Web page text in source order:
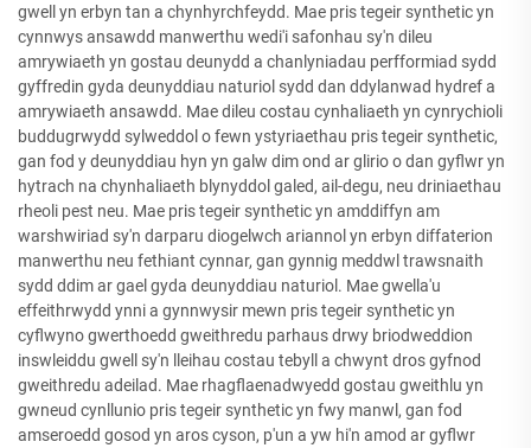
gwell yn erbyn tan a chynhyrchfeydd. Mae pris tegeir synthetic yn
cynnwys ansawdd manwerthu wedi'i safonhau sy'n dileu
amrywiaeth yn gostau deunydd a chanlyniadau perfformiad sydd
gyffredin gyda deunyddiau naturiol sydd dan ddylanwad hydref a
amrywiaeth ansawdd. Mae dileu costau cynhaliaeth yn cynrychioli
buddugrwydd sylweddol o fewn ystyriaethau pris tegeir synthetic,
gan fod y deunyddiau hyn yn galw dim ond ar glirio o dan gyflwr yn
hytrach na chynhaliaeth blynyddol galed, ail-degu, neu driniaethau
rheoli pest neu. Mae pris tegeir synthetic yn amddiffyn am
warshwiriad sy'n darparu diogelwch ariannol yn erbyn diffaterion
manwerthu neu fethiant cynnar, gan gynnig meddwl trawsnaith
sydd ddim ar gael gyda deunyddiau naturiol. Mae gwella'u
effeithrwydd ynni a gynnwysir mewn pris tegeir synthetic yn
cyflwyno gwerthoedd gweithredu parhaus drwy briodweddion
inswleiddu gwell sy'n lleihau costau tebyll a chwynt dros gyfnod
gweithredu adeilad. Mae rhagflaenadwyedd gostau gweithlu yn
gwneud cynllunio pris tegeir synthetic yn fwy manwl, gan fod
amseroedd gosod yn aros cyson, p'un a yw hi'n amod ar gyflwr